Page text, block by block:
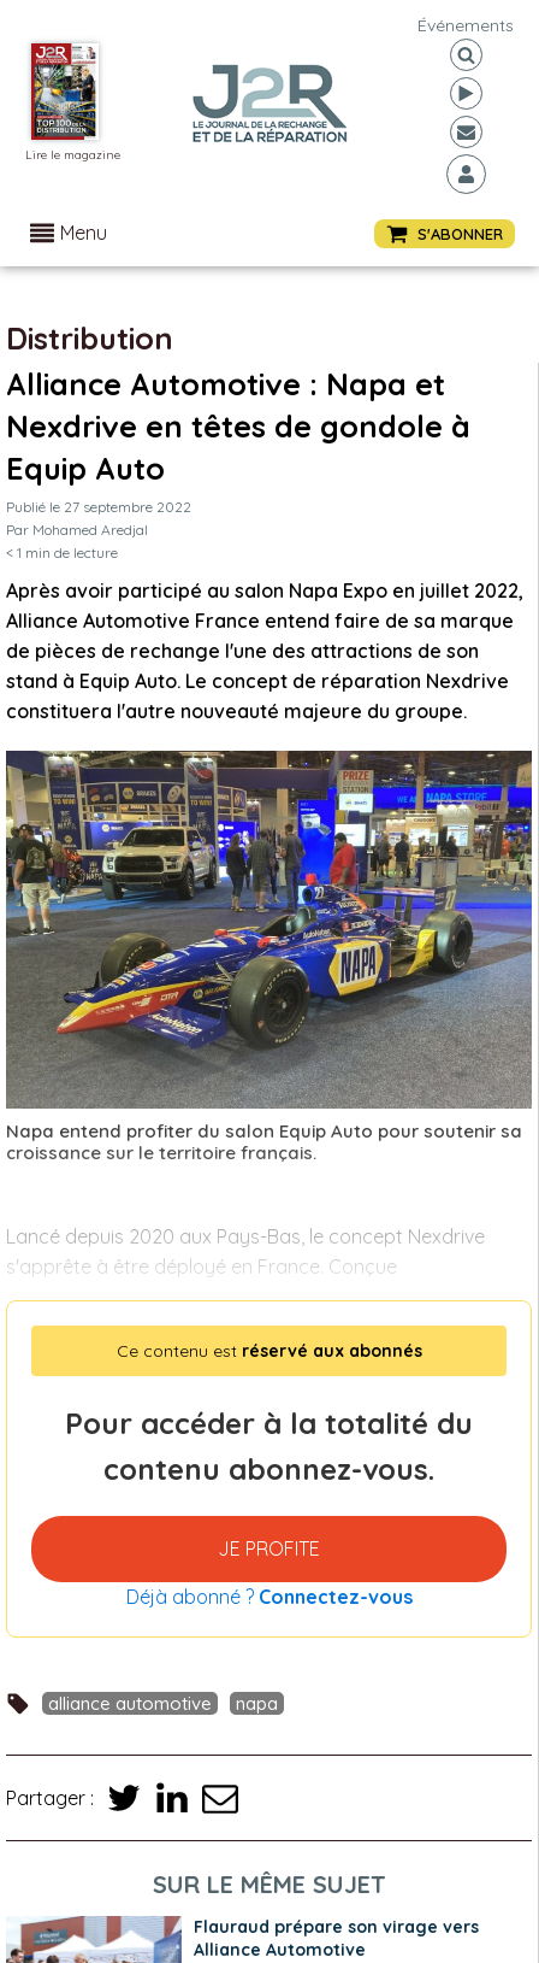
Lire le magazine
Événements
Menu S'ABONNER
Distribution
Alliance Automotive : Napa et
Nexdrive en têtes de gondole à
Equip Auto
Publié le 27 septembre 2022
Par Mohamed Aredjal
< 1 min de lecture
Après avoir participé au salon Napa Expo en juillet 2022,
Alliance Automotive France entend faire de sa marque
de pièces de rechange l'une des attractions de son
stand à Equip Auto. Le concept de réparation Nexdrive
constituera l'autre nouveauté majeure du groupe.
Napa entend profiter du salon Equip Auto pour soutenir sa
croissance sur le territoire français.
Lancé depuis 2020 aux Pays-Bas, le concept Nexdrive
s'apprête à être déployé en France. Conçue
Ce contenu est réservé aux abonnés
Pour accéder à la totalité du
contenu abonnez-vous.
JE PROFITE
Déjà abonné ? Connectez-vous
alliance automotive napa
Partager :
SUR LE MÊME SUJET
Flauraud prépare son virage vers
Alliance Automotive